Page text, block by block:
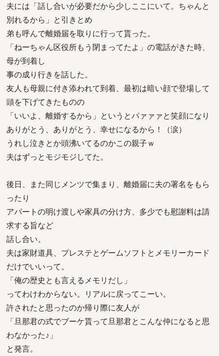
夫には「話し合いが必要だから少しここにいて。ちゃんと
別れるから」と引きとめ
弟も呼んで離婚届を取りに行って貰った。
「ねーちゃん区役所もう閉まってたよ」の電話がきた時、
母が到着し
事の成り行きを話した。
友人も母親に付き添われて到着、最初は暗い顔で登場して
頭を下げてきたものの
「いいよ、離婚するから」というとパァァァと笑顔になり
ありがとう、ありがとう、幸せになるから！（涙）
うれし泣きとか頭沸いてるのかこの親子ｗ
夫はずっとモジモジしてた。
後日、また同じメンツで集まり、離婚届に夫の署名をもら
ったり
アパートの明け渡しや家具の分け方、多少でも慰謝料は請
求する旨など
話し合い。
夫は家財道具、プレステとゲームソフトとメモリーカード
だけでいいって。
「俺の歴史とも言えるメモリだし」
ってわけわからない。リアルに戻ってこーい。
許されたと思ったのか帰り際に友人が
「旦那君の式でブーケ貰って旦那君とこんな仲になると思
わなかった♪」
と発言。